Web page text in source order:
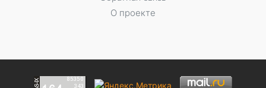
О проекте